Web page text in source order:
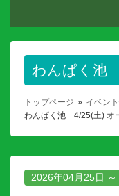
わんぱく池
トップページ
イベン
わんぱく池 4/25(土) オ
2026年04月25日